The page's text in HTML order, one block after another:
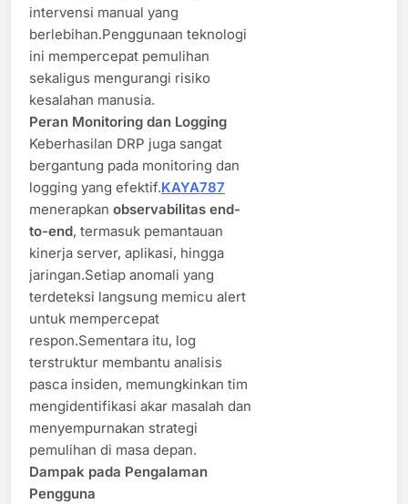
intervensi manual yang
berlebihan.Penggunaan teknologi
ini mempercepat pemulihan
sekaligus mengurangi risiko
kesalahan manusia.
Peran Monitoring dan Logging
Keberhasilan DRP juga sangat
bergantung pada monitoring dan
logging yang efektif.KAYA787
menerapkan observabilitas end-
to-end, termasuk pemantauan
kinerja server, aplikasi, hingga
jaringan.Setiap anomali yang
terdeteksi langsung memicu alert
untuk mempercepat
respon.Sementara itu, log
terstruktur membantu analisis
pasca insiden, memungkinkan tim
mengidentifikasi akar masalah dan
menyempurnakan strategi
pemulihan di masa depan.
Dampak pada Pengalaman
Pengguna